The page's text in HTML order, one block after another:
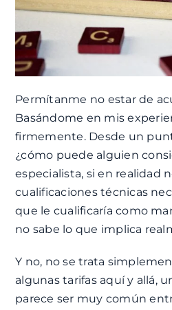
Permítanme no estar de
Basándome en mis
firmemente. Desde un
¿cómo puede alguien
especialista, si en realidad
cualificaciones técnicas
que le cualificaría como
no sabe lo que implica
Y no, no se trata
algunas tarifas aquí y allá,
parece ser muy común